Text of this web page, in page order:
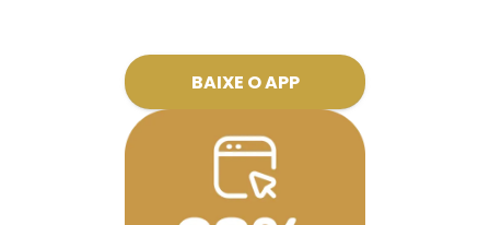
BAIXE O APP